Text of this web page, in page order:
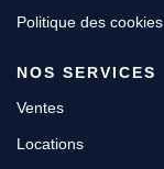
Politique des cookies
NOS SERVICES
Ventes
Locations